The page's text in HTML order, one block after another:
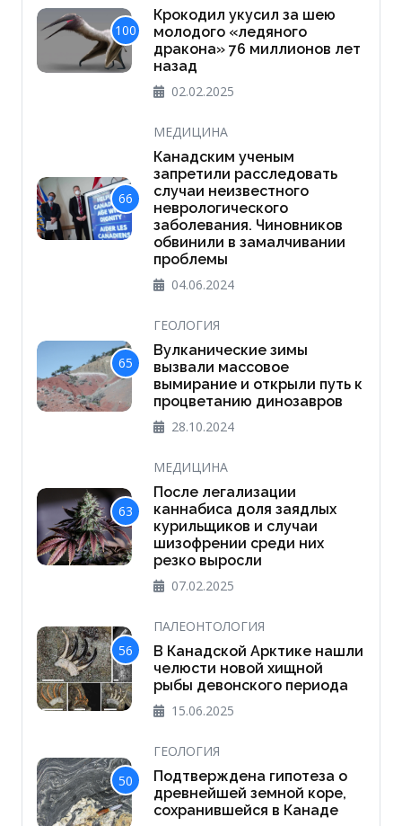
100
Крокодил укусил за шею
молодого «ледяного
дракона» 76 миллионов лет
назад
02.02.2025
66
МЕДИЦИНА
Канадским ученым
запретили расследовать
случаи неизвестного
неврологического
заболевания. Чиновников
обвинили в замалчивании
проблемы
04.06.2024
65
ГЕОЛОГИЯ
Вулканические зимы
вызвали массовое
вымирание и открыли путь к
процветанию динозавров
28.10.2024
63
МЕДИЦИНА
После легализации
каннабиса доля заядлых
курильщиков и случаи
шизофрении среди них
резко выросли
07.02.2025
56
ПАЛЕОНТОЛОГИЯ
В Канадской Арктике нашли
челюсти новой хищной
рыбы девонского периода
15.06.2025
50
ГЕОЛОГИЯ
Подтверждена гипотеза о
древнейшей земной коре,
сохранившейся в Канаде